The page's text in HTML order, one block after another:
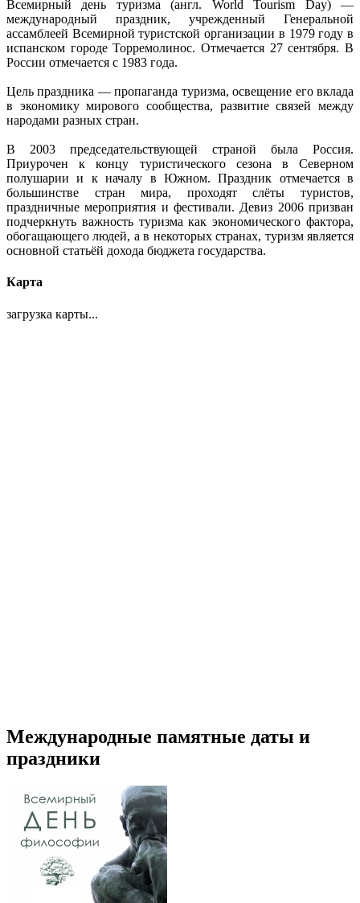
Всемирный день туризма (англ. World Tourism Day) —
международный праздник, учрежденный Генеральной
ассамблеей Всемирной туристской организации в 1979 году в
испанском городе Торремолинос. Отмечается 27 сентября. В
России отмечается с 1983 года.
Цель праздника — пропаганда туризма, освещение его вклада
в экономику мирового сообщества, развитие связей между
народами разных стран.
В 2003 председательствующей страной была Россия.
Приурочен к концу туристического сезона в Северном
полушарии и к началу в Южном. Праздник отмечается в
большинстве стран мира, проходят слёты туристов,
праздничные мероприятия и фестивали. Девиз 2006 призван
подчеркнуть важность туризма как экономического фактора,
обогащающего людей, а в некоторых странах, туризм является
основной статьёй дохода бюджета государства.
Карта
загрузка карты...
Международные памятные даты и
праздники